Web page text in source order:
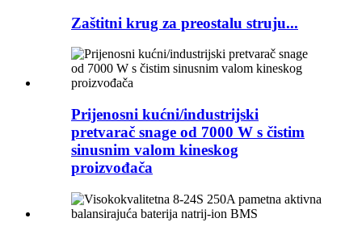
Zaštitni krug za preostalu struju...
Prijenosni kućni/industrijski
pretvarač snage od 7000 W s čistim
sinusnim valom kineskog
proizvođača